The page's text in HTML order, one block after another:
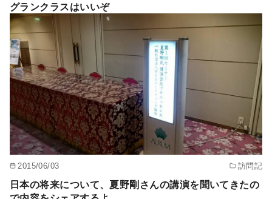
グランクラスはいいぞ
2015/06/03 訪問記
日本の将来について、夏野剛さんの講演を聞いてきたの